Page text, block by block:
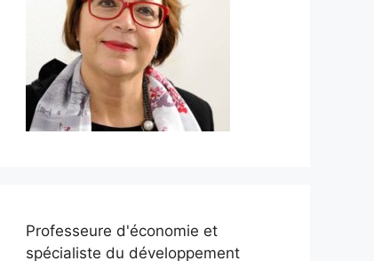
Professeure d'économie et
spécialiste du développement